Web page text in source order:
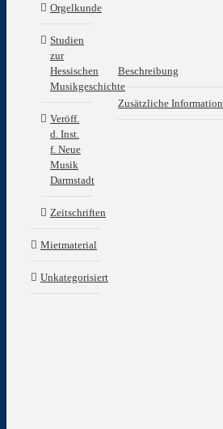
Beschreibung
Zusätzliche Information
Orgelkunde
Studien
zur
Hessischen
Musikgeschichte
Veröff.
d. Inst.
f. Neue
Musik
Darmstadt
Zeitschriften
Mietmaterial
Unkategorisiert